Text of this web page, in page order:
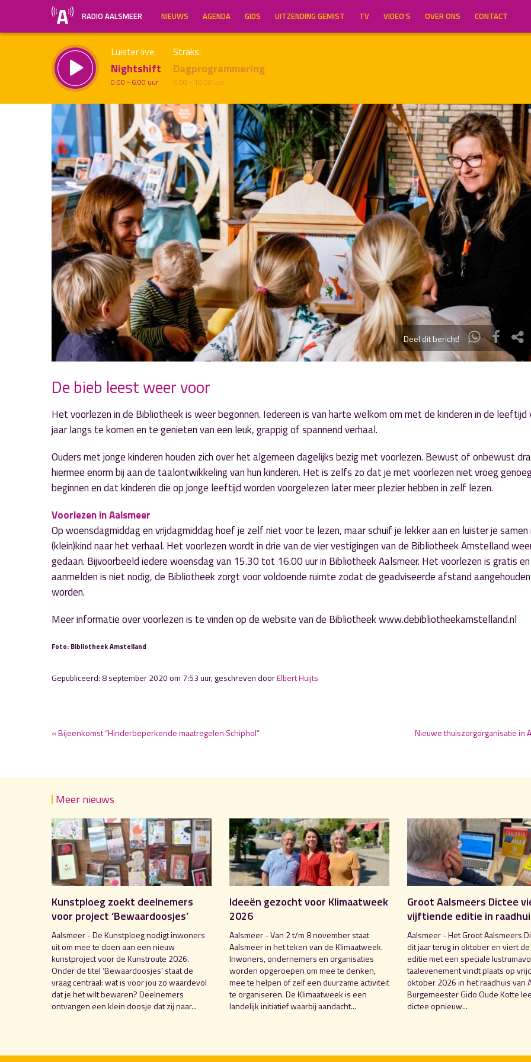
RADIO AALSMEER NIEUWS AGENDA GIDS UITZENDING GEMIST TV VIDEO’S OVER ONS CONTACT
Luister live:
Nightshift
0.00 - 6.00 uur
Straks:
Dagprogrammering
6.00 - 10.00 uur
Inklappen
Deel dit bericht!
De bieb leest weer voor
Het voorlezen in de Bibliotheek is weer begonnen. Iedereen is van harte welkom om met de kinderen in de
jaar langs te komen en te genieten van een leuk, grappig of spannend verhaal.
Ouders met jonge kinderen houden zich over het algemeen dagelijks bezig met voorlezen. Bewust of onbewust
hiermee enorm bij aan de taalontwikkeling van hun kinderen. Het is zelfs zo dat je met voorlezen niet vroeg
beginnen en dat kinderen die op jonge leeftijd worden voorgelezen later meer plezier hebben in zelf lezen.
Voorlezen in Aalsmeer
Op woensdagmiddag en vrijdagmiddag hoef je zelf niet voor te lezen, maar schuif je lekker aan en luister je
(klein)kind naar het verhaal. Het voorlezen wordt in drie van de vier vestigingen van de Bibliotheek Amstelland
gedaan. Bijvoorbeeld iedere woensdag van 15.30 tot 16.00 uur in Bibliotheek Aalsmeer. Het voorlezen is gratis en
aanmelden is niet nodig, de Bibliotheek zorgt voor voldoende ruimte zodat de geadviseerde afstand
worden.
Meer informatie over voorlezen is te vinden op de website van de Bibliotheek www.debibliotheekamstelland.nl
Foto: Bibliotheek Amstelland
Gepubliceerd: 8 september 2020 om 7:53 uur, geschreven doorElbert Huijts
« Bijeenkomst “Hinderbeperkende maatregelen Schiphol” Nieuwe thuiszorgorganisatie in
Meer nieuws
Kunstploeg zoekt deelnemers
voor project ‘Bewaardoosjes’
Aalsmeer - De Kunstploeg nodigt inwoners
uit om mee te doen aan een nieuw
kunstproject voor de Kunstroute 2026.
Onder de titel ‘Bewaardoosjes' staat de
vraag centraal: wat is voor jou zo waardevol
dat je het wilt bewaren? Deelnemers
ontvangen een klein doosje dat zij naar...
Ideeën gezocht voor Klimaatweek
2026
Aalsmeer - Van 2 t/m 8 november staat
Aalsmeer in het teken van de Klimaatweek.
Inwoners, ondernemers en organisaties
worden opgeroepen om mee te denken,
mee te helpen of zelf een duurzame activiteit
te organiseren. De Klimaatweek is een
landelijk initiatief waarbij aandacht...
Groot Aalsmeers Dictee
vijftiende editie in
Aalsmeer - Het Groot Aalsmeers
dit jaar terug in oktober en viert
editie met een speciale
taalevenement vindt plaats op
oktober 2026 in het raadhuis van
Burgemeester Gido Oude Kotte
dictee opnieuw...